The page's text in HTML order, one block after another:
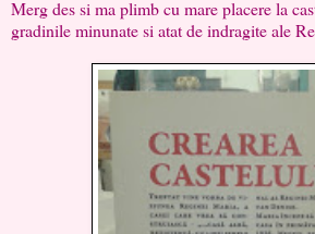
Merg des si ma plimb cu mare placere la
gradinile minunate si atat de indragite ale